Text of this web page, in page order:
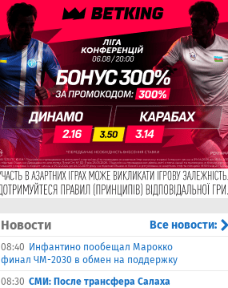
Новости Все новости:
08:40 Инфантино пообещал Марокко
финал ЧМ-2030 в обмен на поддержку
08:30 СМИ: После трансфера Салаха